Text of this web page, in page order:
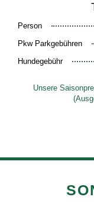
Person
Pkw Parkgebühren
Hundegebühr
Unsere